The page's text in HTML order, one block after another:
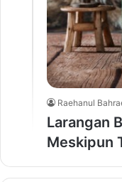
Raehanul
Larangan
Meskipun